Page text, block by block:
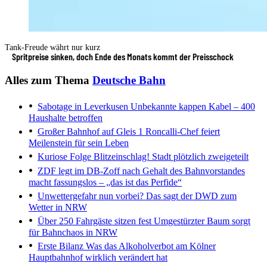
Tank-Freude währt nur kurz
Spritpreise sinken, doch Ende des Monats kommt der Preisschock
Alles zum Thema Deutsche Bahn
Sabotage in Leverkusen Unbekannte kappen Kabel – 400
Haushalte betroffen
Großer Bahnhof auf Gleis 1 Roncalli-Chef feiert
Meilenstein für sein Leben
Kuriose Folge Blitzeinschlag! Stadt plötzlich zweigeteilt
ZDF legt im DB-Zoff nach Gehalt des Bahnvorstandes
macht fassungslos – „das ist das Perfide“
Unwettergefahr nun vorbei? Das sagt der DWD zum
Wetter in NRW
Über 250 Fahrgäste sitzen fest Umgestürzter Baum sorgt
für Bahnchaos in NRW
Erste Bilanz Was das Alkoholverbot am Kölner
Hauptbahnhof wirklich verändert hat